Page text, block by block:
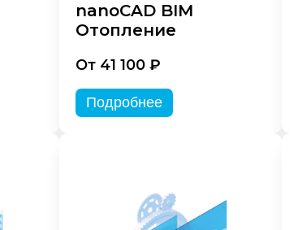
nanoCAD BIM
Отопление
От 41 100 ₽
Подробнее